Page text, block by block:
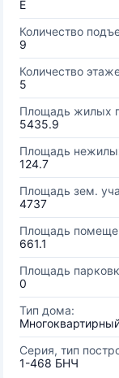
E
Количество
9
Количество
5
Площадь жилых
5435.9
Площадь
124.7
Площадь зем.
4737
Площадь
661.1
Площадь
0
Тип дома:
Серия, тип
1-468 БНЧ